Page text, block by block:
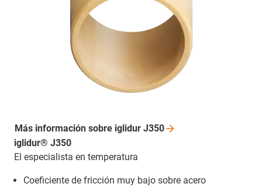
iglidur® J350
El especialista en temperatura
Coeficiente de fricción muy bajo sobre acero
Más información sobre iglidur J350